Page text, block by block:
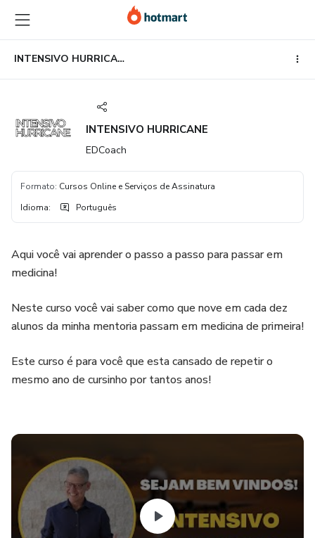
para
o
conteúdo
principal
para
o
pagamento
para
o
rodapé
INTENSIVO HURRICANE
INTENSIVO HURRICANE
EDCoach
Formato: Cursos Online e Serviços de Assinatura
Idioma: Português
Aqui você vai aprender o passo a passo para passar em
medicina!
Neste curso você vai saber como que nove em cada dez
alunos da minha mentoria passam em medicina de primeira!
Este curso é para você que esta cansado de repetir o
mesmo ano de cursinho por tantos anos!